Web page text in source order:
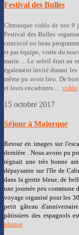
Festival des Bulles
Chronique vidéo de nos 9
Festival des Bulles
concocté un beau
et par équipe, visite du
marin ... Le soleil était au
également invité durant les
même pu avoir lieu. De
et leurs encadrants ... vidéo
15 octobre 2017
Séjour à Majorque
Retour en images sur
dernière . Nous avons pu
régnait une très bonne
dépaysante sur l'île de
dans la grotte bleue, de
une journée peu commune
voyage organisé pour les
petit gâteau
pâtissiers des espagnols
photos